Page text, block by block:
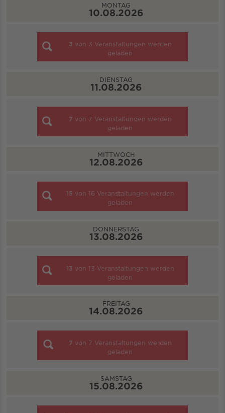
MONTAG
10.08.2026
3 von 3 Veranstaltungen werden
geladen
DIENSTAG
11.08.2026
7 von 7 Veranstaltungen werden
geladen
MITTWOCH
12.08.2026
15 von 16 Veranstaltungen werden
geladen
DONNERSTAG
13.08.2026
13 von 13 Veranstaltungen werden
geladen
FREITAG
14.08.2026
7 von 7 Veranstaltungen werden
geladen
SAMSTAG
15.08.2026